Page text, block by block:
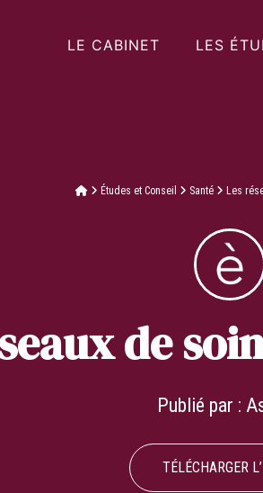
LE CABINET LES
Études et Conseil Santé Les
de
Publié par :
TÉLÉCHARGER